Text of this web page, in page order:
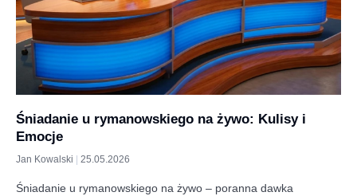
Śniadanie u rymanowskiego na żywo: Kulisy i
Emocje
Jan Kowalski 25.05.2026
Śniadanie u rymanowskiego na żywo – poranna dawka